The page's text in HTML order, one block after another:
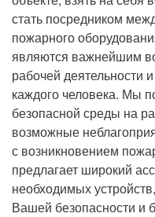
стать посредником
пожарного
являются важнейшим
рабочей деятельности
каждого человека. Мы
безопасной среды на
возможные
с возникновением
предлагает широкий
необходимых
Вашей безопасности и